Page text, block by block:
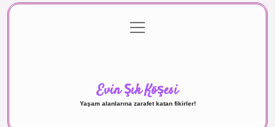
Gizlilik Politikası
menüyü
aç
Evin Şık Köşesi
Yaşam alanlarına zarafet katan fikirler!